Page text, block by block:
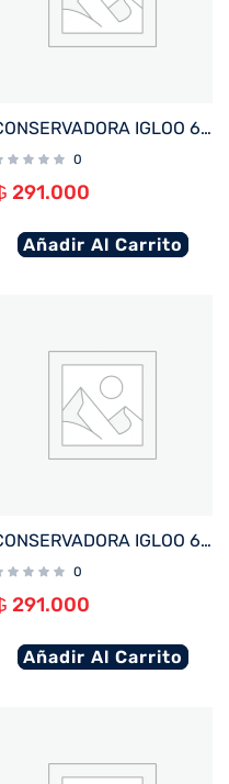
CONSERVADORA IGLOO 6 LITROS RETRO LITTLE PLAYMATE NEGRO 32714
0
291.000
Añadir Al Carrito
CONSERVADORA IGLOO 6 LITROS RETRO LITTLE PLAYMATE JADE 32708
0
291.000
Añadir Al Carrito